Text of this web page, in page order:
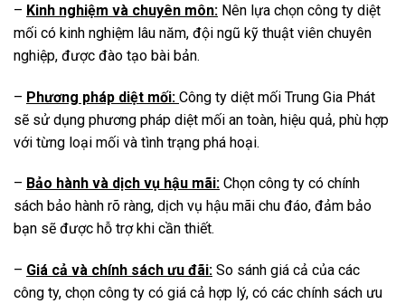
– Kinh nghiệm và chuyên môn: Nên lựa chọn công ty diệt
mối có kinh nghiệm lâu năm, đội ngũ kỹ thuật viên chuyên
nghiệp, được đào tạo bài bản.
– Phương pháp diệt mối: Công ty diệt mối Trung Gia Phát
sẽ sử dụng phương pháp diệt mối an toàn, hiệu quả, phù hợp
với từng loại mối và tình trạng phá hoại.
– Bảo hành và dịch vụ hậu mãi: Chọn công ty có chính
sách bảo hành rõ ràng, dịch vụ hậu mãi chu đáo, đảm bảo
bạn sẽ được hỗ trợ khi cần thiết.
– Giá cả và chính sách ưu đãi: So sánh giá cả của các
công ty, chọn công ty có giá cả hợp lý, có các chính sách ưu